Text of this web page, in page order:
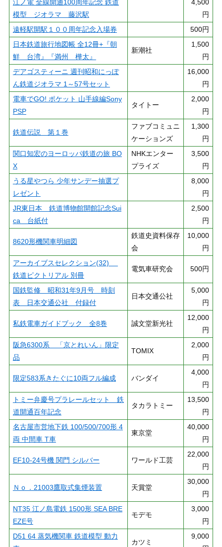
江ノ電 全線開通100周年記念 鉄道
模型 ジオラマ 藤沢駅
4,500
円
遠軽駅開駅１００周年記念入場券
500円
日本鉄道旅行地図帳 全12冊+『朝
鮮 台湾』『満州 樺太』
新潮社
1,500
円
デアゴスティーニ 週刊昭和にっぽ
ん鉄道ジオラマ 1～57号セット
16,000
円
電車でGO! ポケット 山手線編Sony
PSP
タイトー
2,000
円
鉄道伝説 第１巻
ファブコミュニ
ケーションズ
1,300
円
関口知宏のヨーロッパ鉄道の旅 BO
X
NHKエンター
プライズ
3,500
円
うる星やつら 少年サンデー抽選プ
レゼント
8,000
円
JR東日本 鉄道博物館開館記念Sui
ca 台紙付
2,500
円
8620形機関車明細図
鉄道史資料保存
会
10,000
円
アーカイブスセレクション(32)
鉄道ピクトリアル 別冊
電気車研究会 500円
国鉄監修 昭和31年9月号 時刻
表 日本交通公社 付録付
日本交通公社
5,000
円
私鉄電車ガイドブック 全8巻 誠文堂新光社
12,000
円
阪急6300系 「京とれいん」限定
品
TOMIX
2,000
円
限定583系きたぐに10両フル編成 バンダイ
4,000
円
トミー弁慶号プラレールセット 鉄
道開通百年記念
タカラトミー
13,500
円
名古屋市営地下鉄 100/500/700形 4
両 中間車 T車
東京堂
40,000
円
EF10-24号機 関門 シルバー ワールド工芸
22,000
円
Ｎｏ．21003鷹取式集煙装置 天賞堂
30,000
円
NT35 江ノ島電鉄 1500形 SEA BRE
EZE号
モデモ
3,000
円
D51 64 蒸気機関車 鉄道模型 動力
カツミ
9,000